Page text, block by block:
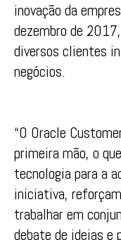
inovação da
dezembro de
diversos clientes
negócios.
“O Oracle
primeira mão, o
tecnologia para a
iniciativa,
trabalhar em
debate de ideias e